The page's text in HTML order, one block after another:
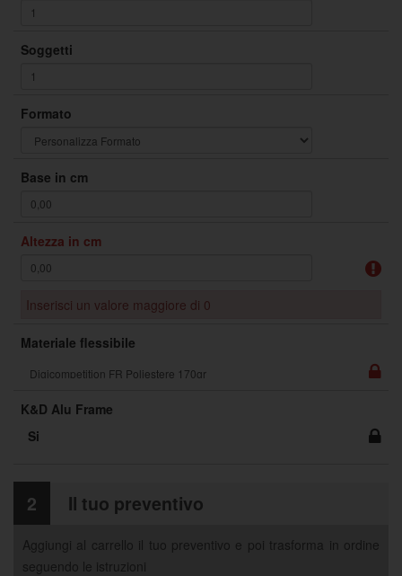
Soggetti
Formato
Base in cm
Altezza in cm
Inserisci un valore maggiore di 0
Materiale flessibile
K&D Alu Frame
Si
2 Il tuo preventivo
Aggiungi al carrello il tuo preventivo e poi trasforma in ordine
seguendo le istruzioni